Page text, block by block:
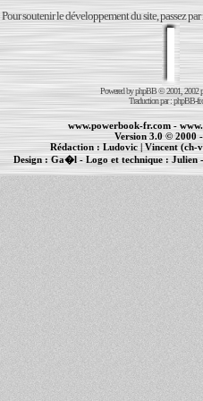
Pour soutenir le développement du site, passez
Powered byphpBB© 2001, 2002
Traduction par :phpBB-
www.powerbook-fr.com -
Version 3.0 © 2000
Rédaction : Ludovic|Vincent (ch-
Design :Ga�l - Logo et technique : Julien
|